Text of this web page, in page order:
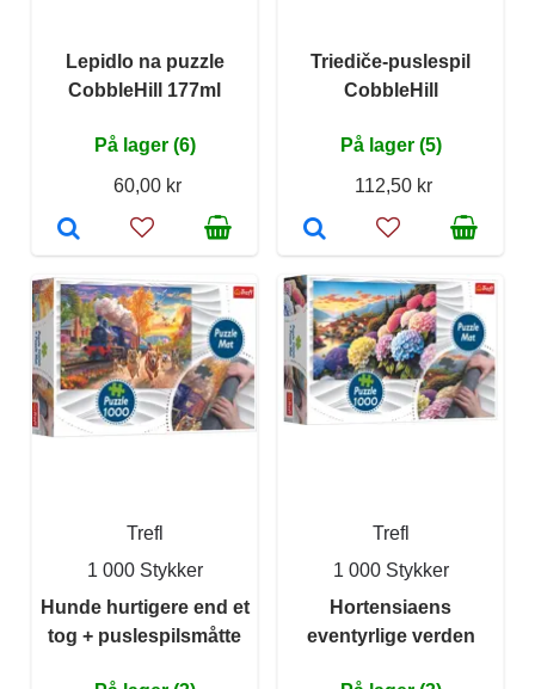
Lepidlo na puzzle
CobbleHill 177ml
På lager (6)
60,00 kr
Triediče-puslespil
CobbleHill
På lager (5)
112,50 kr
Trefl
1 000 Stykker
Hunde hurtigere end et
tog + puslespilsmåtte
Trefl
1 000 Stykker
Hortensiaens
eventyrlige verden